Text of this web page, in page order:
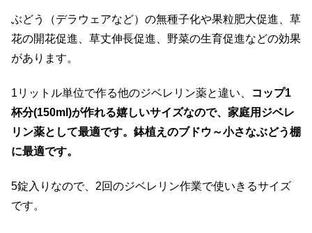
ぶどう（デラウェアなど）の無種子化や果粒肥大促進、草
花の開花促進、草丈伸長促進、野菜の生育促進などの効果
があります。
1リットル単位で作る他のジベレリン薬と違い、
コップ1
杯分(150ml)が作れる嬉しいサイズなので、家庭用ジベレ
リン薬として最適です。鉢植えのブドウ～小さなぶどう棚
に最適です。
5錠入りなので、2回のジベレリン作業で使いきるサイズ
です。